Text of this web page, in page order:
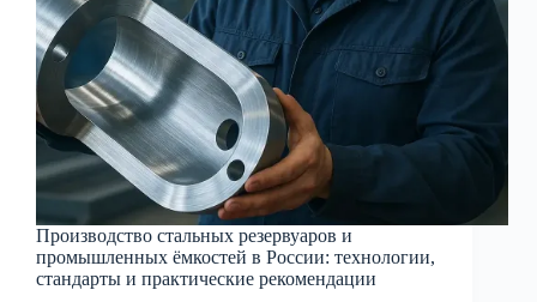
Производство стальных резервуаров и
промышленных ёмкостей в России: технологии,
стандарты и практические рекомендации